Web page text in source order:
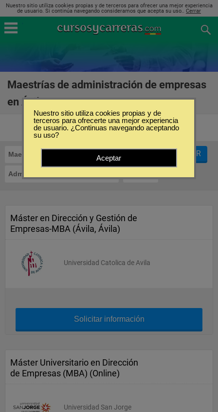
Nuestro sitio utiliza cookies propias y de terceros para ofrecer una mejor experiencia
de usuario. Si continúa navegando consideramos que acepta su uso.. Cerrar
Maestrías de administración de empresas
en Ávila
Maestrías
Administración de Empresas
FILTRAR
Máster en Dirección y Gestión de
Empresas-MBA (Ávila, Ávila)
Universidad Catolica de Avila
Solicitar información
Máster Universitario en Dirección
de Empresas (MBA) (Online)
Universidad San Jorge
Nuestro sitio utiliza cookies propias y de
terceros para ofrecerte una mejor experiencia
de usuario. ¿Continuas navegando aceptando
su uso?
Aceptar